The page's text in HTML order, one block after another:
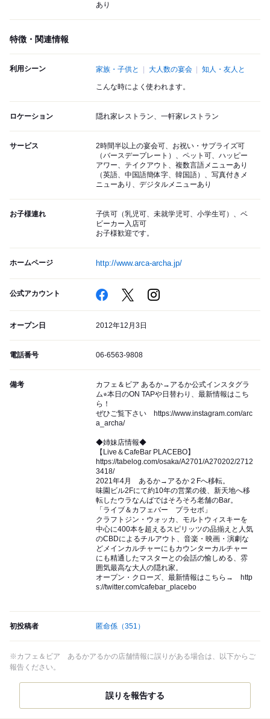
あり
特徴・関連情報
利用シーン 家族・子供と 大人数の宴会 知人・友人と
こんな時によく使われます。
ロケーション 隠れ家レストラン、一軒家レストラン
サービス
2時間半以上の宴会可、お祝い・サプライズ可
（バースデープレート）、ペット可、ハッピー
アワー、テイクアウト、複数言語メニューあり
（英語、中国語簡体字、韓国語）、写真付きメ
ニューあり、デジタルメニューあり
お子様連れ
子供可（乳児可、未就学児可、小学生可）、ベ
ビーカー入店可
お子様歓迎です。
ホームページ http://www.arca-archa.jp/
公式アカウント
オープン日 2012年12月3日
電話番号 06-6563-9808
備考
カフェ＆ビア あるか→アるか公式インスタグラ
ム⭐︎本日のON TAPや日替わり、最新情報はこち
ら！
ぜひご覧下さい https://www.instagram.com/arc
a_archa/
◆姉妹店情報◆
【Live＆CafeBar PLACEBO】
https://tabelog.com/osaka/A2701/A270202/2712
3418/
2021年4月 あるか→アるか２Fへ移転。
味園ビル2Fにて約10年の営業の後、新天地へ移
転したウラなんばではそろそろ老舗のBar。
「ライブ＆カフェバー プラセボ」
クラフトジン・ウォッカ、モルトウィスキーを
中心に400本を超えるスピリッツの品揃えと人気
のCBDによるチルアウト、音楽・映画・演劇な
どメインカルチャーにもカウンターカルチャー
にも精通したマスターとの会話の愉しめる、雰
囲気最高な大人の隠れ家。
オープン・クローズ、最新情報はこちら→ http
s://twitter.com/cafebar_placebo
初投稿者 匿命係 （351）
※カフェ＆ビア あるかアるかの店舗情報に誤りがある場合は、以下からご
報告ください。
誤りを報告する